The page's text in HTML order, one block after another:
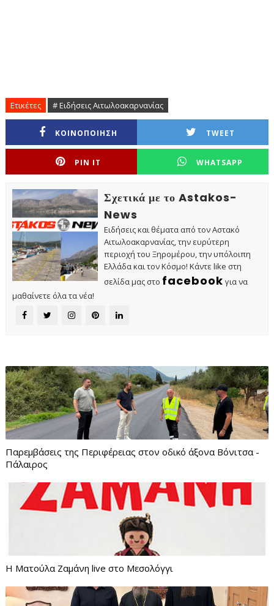
Ετικέτες # Ειδήσεις Αιτωλοακαρνανίας
ΚΟΙΝΟΠΟΙΗΣΗ TWEET
PIN IT WHATSAPP
Σχετικά με το Astakos-
News
Ειδήσεις και θέματα από τον Αστακό
Αιτωλοακαρνανίας, την ευρύτερη
περιοχή του Ξηρομέρου, την υπόλοιπη
Ελλάδα και τον Κόσμο! Κάντε like στη
σελίδα μας στο facebook για να
μαθαίνετε όλα τα νέα!
Παρεμβάσεις της Περιφέρειας στον οδικό άξονα Βόνιτσα -
Πάλαιρος
Η Ματούλα Ζαμάνη live στο Μεσολόγγι